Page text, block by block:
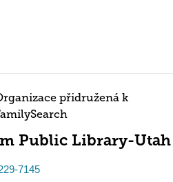
přidružená k
Public Library-Utah
7145